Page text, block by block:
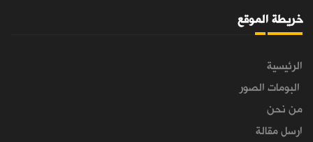
خريطة الموقع
الرئيسية
البومات الصور
من نحن
ارسل مقالة